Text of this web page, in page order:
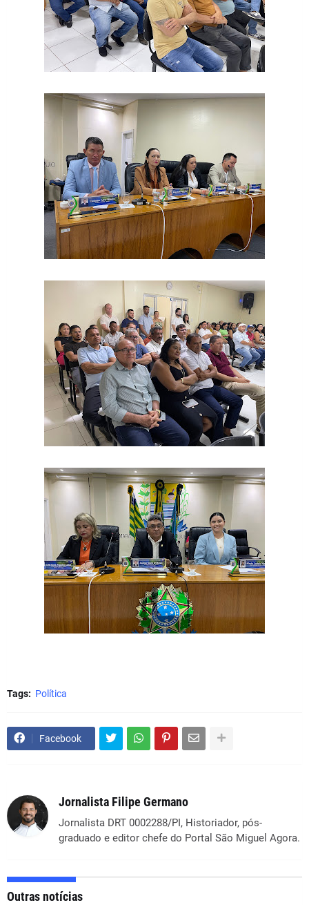
Tags: Política
Facebook
Jornalista Filipe Germano
Jornalista DRT 0002288/PI, Historiador, pós-
graduado e editor chefe do Portal São Miguel Agora.
Outras notícias